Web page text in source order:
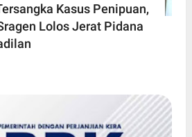
Kasus Penipuan,
Lolos Jerat Pidana